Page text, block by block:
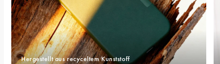
Hergestellt aus recyceltem Kunststoff